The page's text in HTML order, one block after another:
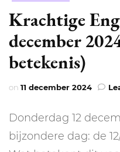
Krachtige
december
betekenis)
on 11 december 2024
Donderdag 12
bijzondere dag: de